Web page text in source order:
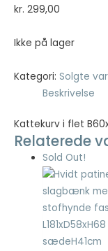
kr. 299,00
Ikke på lager
Kategori: Solgte
Beskrivelse
Kattekurv i flet
Relaterede
Sold Out!